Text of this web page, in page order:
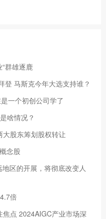
群雄逐鹿
登 马斯克今年大选支持谁？
一个初创公司学了
啥情况？
股东筹划股权转让
念股
区的开展，将彻底改变人
倍
点 2024AIGC产业市场深